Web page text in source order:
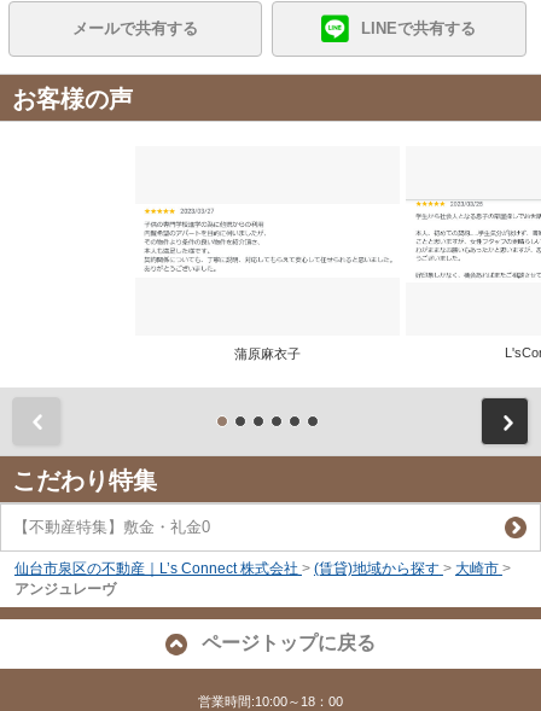
メールで共有する LINEで共有する
お客様の声
蒲原麻衣子
こだわり特集
【不動産特集】敷金・礼金0
仙台市泉区の不動産｜L’s Connect 株式会社 > (賃貸)地域から探す > 大崎市 >
アンジュレーヴ
ページトップに戻る
営業時間:10:00～18：00